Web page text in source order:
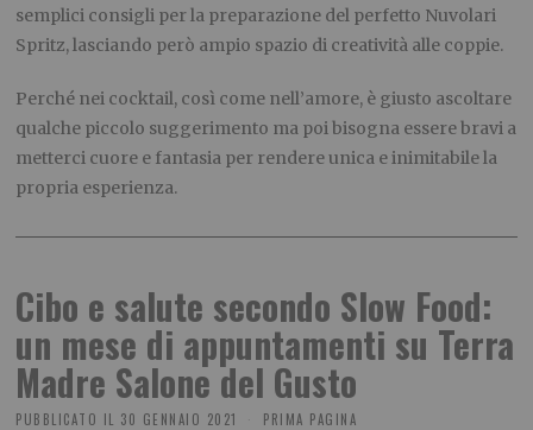
semplici consigli per la preparazione del perfetto Nuvolari
Spritz, lasciando però ampio spazio di creatività alle coppie.
Perché nei cocktail, così come nell’amore, è giusto ascoltare
qualche piccolo suggerimento ma poi bisogna essere bravi a
metterci cuore e fantasia per rendere unica e inimitabile la
propria esperienza.
Cibo e salute secondo Slow Food:
un mese di appuntamenti su Terra
Madre Salone del Gusto
PUBBLICATO IL 30 GENNAIO 2021 PRIMA PAGINA